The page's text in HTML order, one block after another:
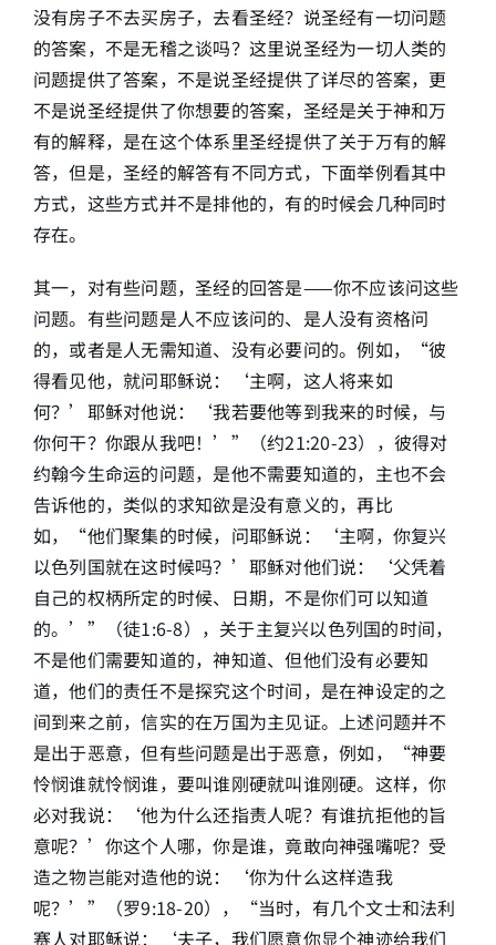
没有房子不去买房子，去看圣经？说圣经有一切问题
的答案，不是无稽之谈吗？这里说圣经为一切人类的
问题提供了答案，不是说圣经提供了详尽的答案，更
不是说圣经提供了你想要的答案，圣经是关于神和万
有的解释，是在这个体系里圣经提供了关于万有的解
答，但是，圣经的解答有不同方式，下面举例看其中
方式，这些方式并不是排他的，有的时候会几种同时
存在。
其一，对有些问题，圣经的回答是——你不应该问这些
问题。有些问题是人不应该问的、是人没有资格问
的，或者是人无需知道、没有必要问的。例如，“彼
得看见他，就问耶稣说：‘主啊，这人将来如
何？’耶稣对他说：‘我若要他等到我来的时候，与
你何干？你跟从我吧！’”（约21:20-23），彼得对
约翰今生命运的问题，是他不需要知道的，主也不会
告诉他的，类似的求知欲是没有意义的，再比
如，“他们聚集的时候，问耶稣说：‘主啊，你复兴
以色列国就在这时候吗？’耶稣对他们说：‘父凭着
自己的权柄所定的时候、日期，不是你们可以知道
的。’”（徒1:6-8），关于主复兴以色列国的时间，
不是他们需要知道的，神知道、但他们没有必要知
道，他们的责任不是探究这个时间，是在神设定的之
间到来之前，信实的在万国为主见证。上述问题并不
是出于恶意，但有些问题是出于恶意，例如，“神要
怜悯谁就怜悯谁，要叫谁刚硬就叫谁刚硬。这样，你
必对我说：‘他为什么还指责人呢？有谁抗拒他的旨
意呢？’你这个人哪，你是谁，竟敢向神强嘴呢？受
造之物岂能对造他的说：‘你为什么这样造我
呢？’”（罗9:18-20），“当时，有几个文士和法利
赛人对耶稣说：‘夫子，我们愿意你显个神迹给我们